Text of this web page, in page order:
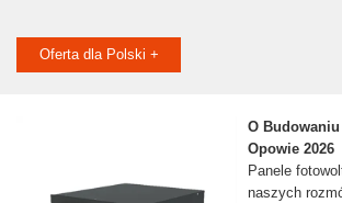
Oferta dla Polski +
O
Opowie 2026
Panele
naszych